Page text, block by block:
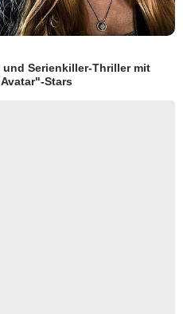
und Serienkiller-Thriller mit
Stars